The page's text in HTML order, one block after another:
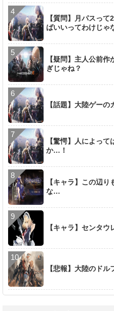
【質問】月パスっ
ばいいってわけじゃ
【疑問】主人公前
ぎじゃね？
【話題】大陸ゲー
【驚愕】人によっ
か…！
【キャラ】この辺
な…
【キャラ】センタ
【悲報】大陸のド